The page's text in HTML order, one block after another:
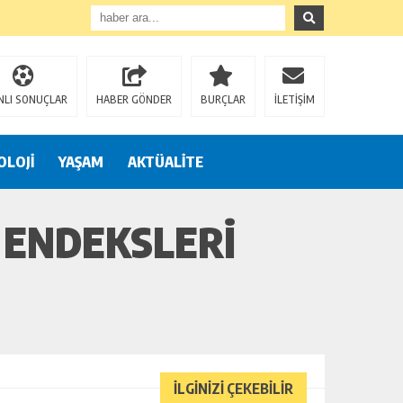
SONUÇLAR HABER GÖNDER BURÇLAR İLETİŞİM
YAŞAM AKTÜALİTE
İLGİNİZİ ÇEKEBİLİR